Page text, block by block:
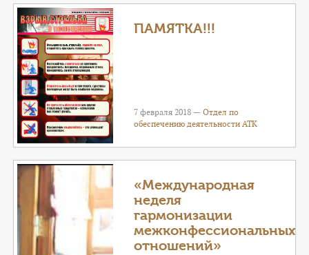
ПАМЯТКА!!!
7 февраля 2018 —Отдел по
обеспечению деятельности АТК
«Международная
неделя
гармонизации
межконфессиональных
отношений»